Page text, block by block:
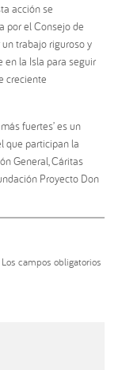
acción se
por el Consejo de
trabajo riguroso y
en la Isla para seguir
creciente
fuertes’ es un
que participan la
General, Cáritas
Proyecto Don
Los campos obligatorios